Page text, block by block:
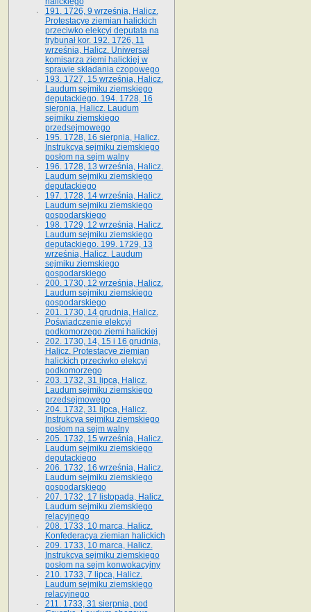
191. 1726, 9 września, Halicz.
Protestacye ziemian halickich
przeciwko elekcyi deputata na
trybunał kor. 192. 1726, 11
września, Halicz. Uniwersał
komisarza ziemi halickiej w
sprawie składania czopowego
193. 1727, 15 września, Halicz.
Laudum sejmiku ziemskiego
deputackiego. 194. 1728, 16
sierpnia, Halicz. Laudum
sejmiku ziemskiego
przedsejmowego
195. 1728, 16 sierpnia, Halicz.
Instrukcya sejmiku ziemskiego
posłom na sejm walny
196. 1728, 13 września, Halicz.
Laudum sejmiku ziemskiego
deputackiego
197. 1728, 14 września, Halicz.
Laudum sejmiku ziemskiego
gospodarskiego
198. 1729, 12 września, Halicz.
Laudum sejmiku ziemskiego
deputackiego. 199. 1729, 13
września, Halicz. Laudum
sejmiku ziemskiego
gospodarskiego
200. 1730, 12 września, Halicz.
Laudum sejmiku ziemskiego
gospodarskiego
201. 1730, 14 grudnia, Halicz.
Poświadczenie elekcyi
podkomorzego ziemi halickiej
202. 1730, 14, 15 i 16 grudnia,
Halicz. Protestacye ziemian
halickich przeciwko elekcyi
podkomorzego
203. 1732, 31 lipca, Halicz.
Laudum sejmiku ziemskiego
przedsejmowego
204. 1732, 31 lipca, Halicz.
Instrukcya sejmiku ziemskiego
posłom na sejm walny
205. 1732, 15 września, Halicz.
Laudum sejmiku ziemskiego
deputackiego
206. 1732, 16 września, Halicz.
Laudum sejmiku ziemskiego
gospodarskiego
207. 1732, 17 listopada, Halicz.
Laudum sejmiku ziemskiego
relacyjnego
208. 1733, 10 marca, Halicz.
Konfederacya ziemian halickich­
209. 1733, 10 marca, Halicz.
Instrukcya sejmiku ziemskiego
posłom na sejm konwokacyjny
210. 1733, 7 lipca, Halicz.
Laudum sejmiku ziemskiego
relacyjnego
211. 1733, 31 sierpnia, pod